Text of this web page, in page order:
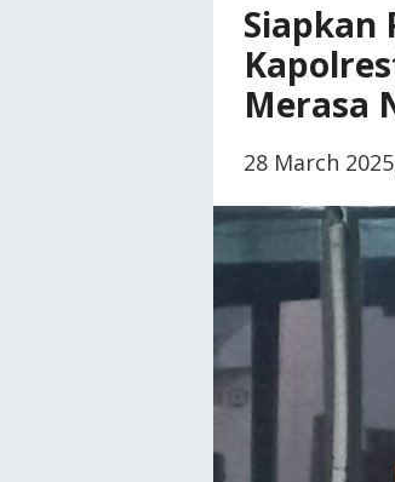
Siapkan
Merasa
28 March